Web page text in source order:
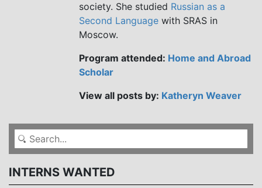
society. She studied Russian as a
Second Language with SRAS in
Moscow.
Program attended: Home and Abroad
Scholar
View all posts by: Katheryn Weaver
INTERNS WANTED